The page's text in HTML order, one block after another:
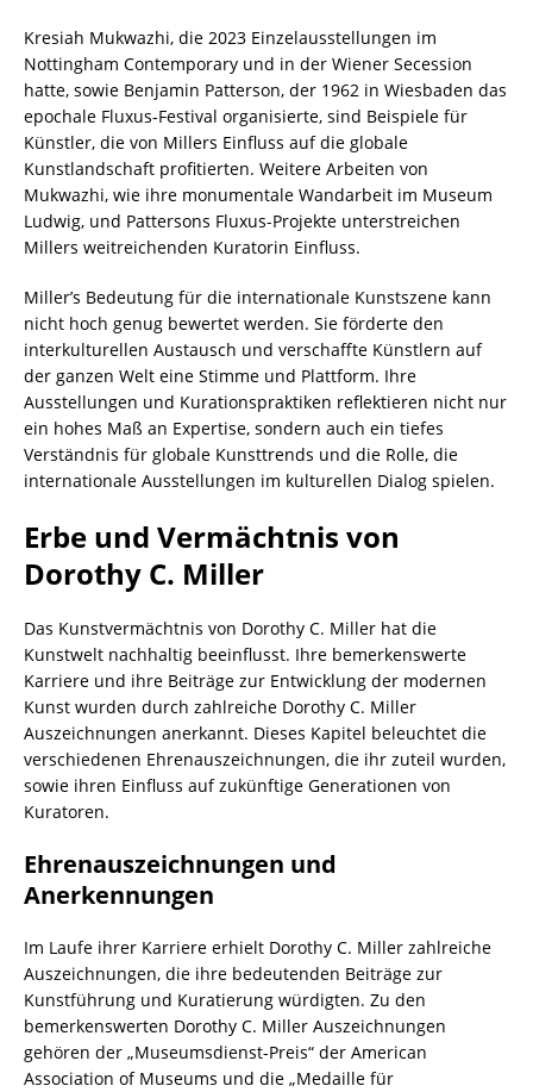
Kresiah Mukwazhi, die 2023 Einzelausstellungen im
Nottingham Contemporary und in der Wiener Secession
hatte, sowie Benjamin Patterson, der 1962 in Wiesbaden das
epochale Fluxus-Festival organisierte, sind Beispiele für
Künstler, die von Millers Einfluss auf die globale
Kunstlandschaft profitierten. Weitere Arbeiten von
Mukwazhi, wie ihre monumentale Wandarbeit im Museum
Ludwig, und Pattersons Fluxus-Projekte unterstreichen
Millers weitreichenden Kuratorin Einfluss.
Miller’s Bedeutung für die internationale Kunstszene kann
nicht hoch genug bewertet werden. Sie förderte den
interkulturellen Austausch und verschaffte Künstlern auf
der ganzen Welt eine Stimme und Plattform. Ihre
Ausstellungen und Kurationspraktiken reflektieren nicht nur
ein hohes Maß an Expertise, sondern auch ein tiefes
Verständnis für globale Kunsttrends und die Rolle, die
internationale Ausstellungen im kulturellen Dialog spielen.
Erbe und Vermächtnis von
Dorothy C. Miller
Das Kunstvermächtnis von Dorothy C. Miller hat die
Kunstwelt nachhaltig beeinflusst. Ihre bemerkenswerte
Karriere und ihre Beiträge zur Entwicklung der modernen
Kunst wurden durch zahlreiche Dorothy C. Miller
Auszeichnungen anerkannt. Dieses Kapitel beleuchtet die
verschiedenen Ehrenauszeichnungen, die ihr zuteil wurden,
sowie ihren Einfluss auf zukünftige Generationen von
Kuratoren.
Ehrenauszeichnungen und
Anerkennungen
Im Laufe ihrer Karriere erhielt Dorothy C. Miller zahlreiche
Auszeichnungen, die ihre bedeutenden Beiträge zur
Kunstführung und Kuratierung würdigten. Zu den
bemerkenswerten Dorothy C. Miller Auszeichnungen
gehören der „Museumsdienst-Preis“ der American
Association of Museums und die „Medaille für